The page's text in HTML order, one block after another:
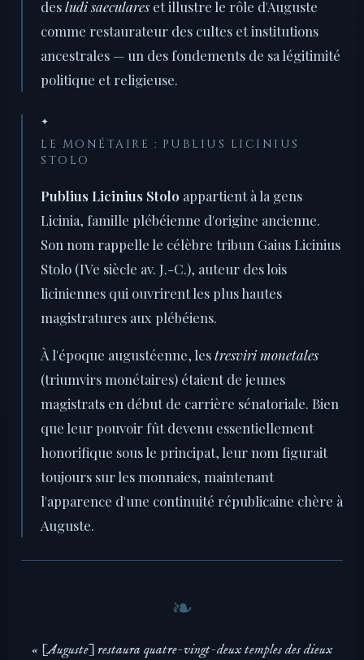
desludi saeculares et illustre le rôle d'Auguste
comme restaurateur des cultes et institutions
ancestrales — un des fondements de sa légitimité
politique et religieuse.
✦
LE MONÉTAIRE : PUBLIUS LICINIUS
STOLO
Publius Licinius Stolo appartient à la gens
Licinia, famille plébéienne d'origine ancienne.
Son nom rappelle le célèbre tribun Gaius Licinius
Stolo (IVe siècle av. J.-C.), auteur des lois
liciniennes qui ouvrirent les plus hautes
magistratures aux plébéiens.
À l'époque augustéenne, lestresviri monetales
(triumvirs monétaires) étaient de jeunes
magistrats en début de carrière sénatoriale. Bien
que leur pouvoir fût devenu essentiellement
honorifique sous le principat, leur nom figurait
toujours sur les monnaies, maintenant
l'apparence d'une continuité républicaine chère à
Auguste.
« [Auguste] restaura quatre-vingt-deux temples des dieux